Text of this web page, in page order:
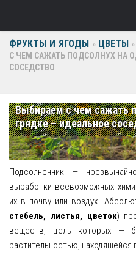
Ягоды
Крыжовник
Малина
Фрукты
Груша
Ежевика
Слива
ФРУКТЫ И ЯГОДЫ » ЦВЕТЫ »
С ЧЕМ САЖАТЬ ПОДСОЛНУХ НА
СОСЕДСТВО
Выбираем с чем сажать
грядке – идеальное
Подсолнечник —
выработки всевозможных
их в почву или воздух.
стебель, листья, цветок)
веществ, цель которых —
растительностью,